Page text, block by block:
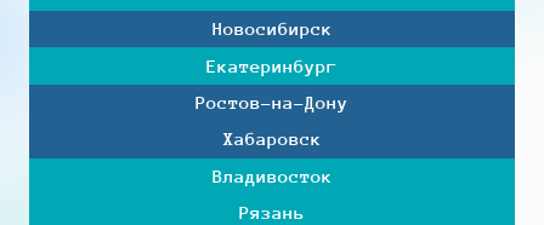
Новосибирск
Екатеринбург
Ростов-на-Дону
Хабаровск
Владивосток
Рязань